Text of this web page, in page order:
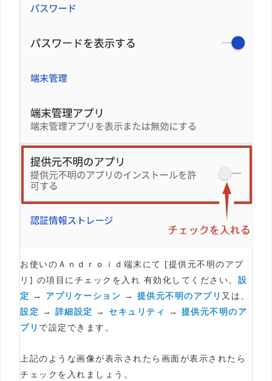
お使いのＡｎｄｒｏｉｄ端末にて [提供元不明のアプ
リ] の項目にチェックを入れ 有効化してください。 設
定 → アプリケーション → 提供元不明のアプリ 又は、
設定 → 詳細設定 → セキュリティ → 提供元不明のア
プリ で設定できます。
上記のような画像が表示されたら画面が表示されたら
チェックを入れましょう。